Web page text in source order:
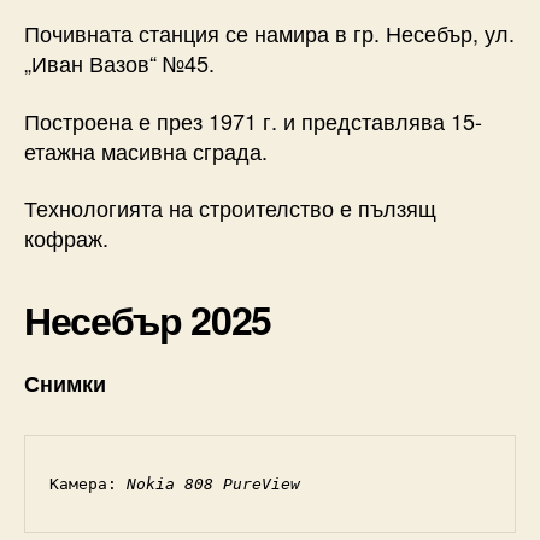
Почивната станция се намира в гр. Несебър, ул.
„Иван Вазов“ №45.
Построена е през 1971 г. и представлява 15-
етажна масивна сграда.
Технологията на строителство е пълзящ
кофраж.
Несебър 2025
Снимки
Камера: Nokia 808 PureView